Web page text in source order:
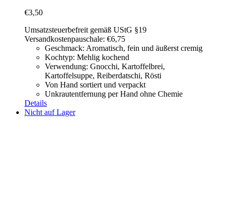
€3,50
Umsatzsteuerbefreit gemäß UStG §19
Versandkostenpauschale: €6,75
Geschmack: Aromatisch, fein und äußerst cremig
Kochtyp: Mehlig kochend
Verwendung: Gnocchi, Kartoffelbrei,
Kartoffelsuppe, Reiberdatschi, Rösti
Von Hand sortiert und verpackt
Unkrautentfernung per Hand ohne Chemie
Details
Nicht auf Lager